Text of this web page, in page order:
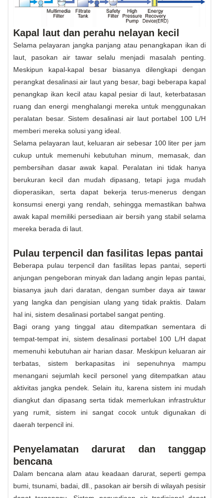
Kapal laut dan perahu nelayan kecil
Selama pelayaran jangka panjang atau penangkapan ikan di
laut, pasokan air tawar selalu menjadi masalah penting.
Meskipun kapal-kapal besar biasanya dilengkapi dengan
perangkat desalinasi air laut yang besar, bagi beberapa kapal
penangkap ikan kecil atau kapal pesiar di laut, keterbatasan
ruang dan energi menghalangi mereka untuk menggunakan
peralatan besar. Sistem desalinasi air laut portabel 100 L/H
memberi mereka solusi yang ideal.
Selama pelayaran laut, keluaran air sebesar 100 liter per jam
cukup untuk memenuhi kebutuhan minum, memasak, dan
pembersihan dasar awak kapal. Peralatan ini tidak hanya
berukuran kecil dan mudah dipasang, tetapi juga mudah
dioperasikan, serta dapat bekerja terus-menerus dengan
konsumsi energi yang rendah, sehingga memastikan bahwa
awak kapal memiliki persediaan air bersih yang stabil selama
mereka berada di laut.
Pulau terpencil dan fasilitas lepas pantai
Beberapa pulau terpencil dan fasilitas lepas pantai, seperti
anjungan pengeboran minyak dan ladang angin lepas pantai,
biasanya jauh dari daratan, dengan sumber daya air tawar
yang langka dan pengisian ulang yang tidak praktis. Dalam
hal ini, sistem desalinasi portabel sangat penting.
Bagi orang yang tinggal atau ditempatkan sementara di
tempat-tempat ini, sistem desalinasi portabel 100 L/H dapat
memenuhi kebutuhan air harian dasar. Meskipun keluaran air
terbatas, sistem berkapasitas ini sepenuhnya mampu
menangani sejumlah kecil personel yang ditempatkan atau
aktivitas jangka pendek. Selain itu, karena sistem ini mudah
diangkut dan dipasang serta tidak memerlukan infrastruktur
yang rumit, sistem ini sangat cocok untuk digunakan di
daerah terpencil ini.
Penyelamatan darurat dan tanggap
bencana
Dalam bencana alam atau keadaan darurat, seperti gempa
bumi, tsunami, badai, dll., pasokan air bersih di wilayah pesisir